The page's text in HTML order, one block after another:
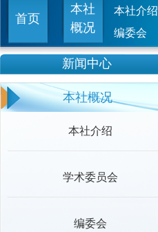
首页
本社
概况
本社介绍
编委会
新闻中心
本社概况
本社介绍
学术委员会
编委会